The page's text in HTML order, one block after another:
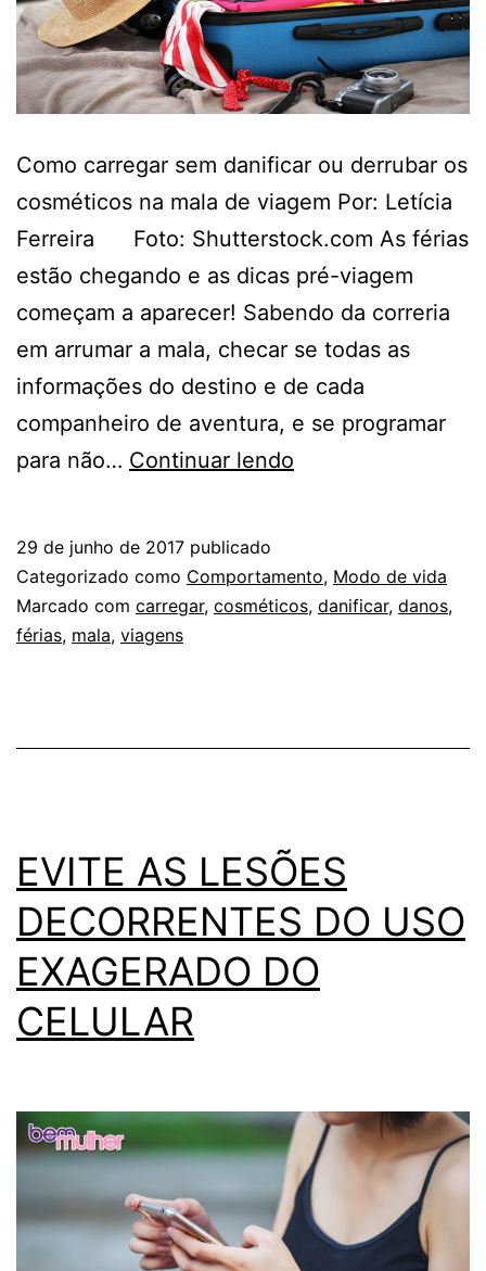
Como carregar sem danificar ou derrubar os
cosméticos na mala de viagem Por: Letícia
Ferreira Foto: Shutterstock.com As férias
estão chegando e as dicas pré-viagem
começam a aparecer! Sabendo da correria
em arrumar a mala, checar se todas as
informações do destino e de cada
companheiro de aventura, e se programar
para não… Continuar lendo
COMO
LEVAR
29 de junho de 2017 publicado
Categorizado como Comportamento, Modo de vida
Marcado com carregar, cosméticos, danificar, danos,
férias, mala, viagens
EVITE AS LESÕES
DECORRENTES DO USO
EXAGERADO DO
CELULAR